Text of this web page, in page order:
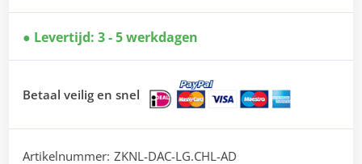
Levertijd: 3 - 5 werkdagen
Betaal veilig en snel
Artikelnummer: ZKNL-DAC-LG.CHL-AD